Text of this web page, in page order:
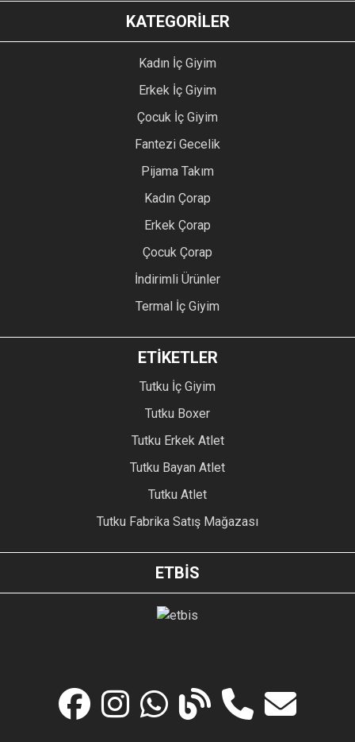
KATEGORİLER
Kadın İç Giyim
Erkek İç Giyim
Çocuk İç Giyim
Fantezi Gecelik
Pijama Takım
Kadın Çorap
Erkek Çorap
Çocuk Çorap
İndirimli Ürünler
Termal İç Giyim
ETİKETLER
Tutku İç Giyim
Tutku Boxer
Tutku Erkek Atlet
Tutku Bayan Atlet
Tutku Atlet
Tutku Fabrika Satış Mağazası
ETBİS